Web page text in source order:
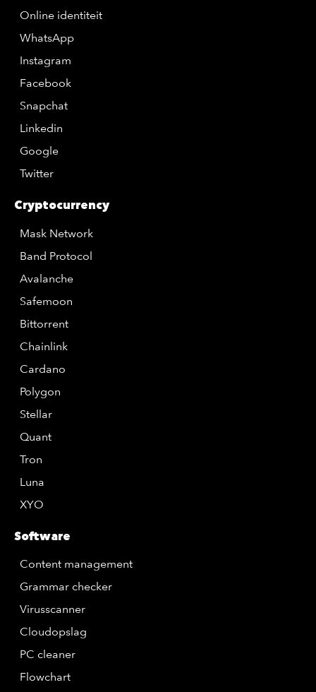
Online identiteit
WhatsApp
Instagram
Facebook
Snapchat
Linkedin
Google
Twitter
Cryptocurrency
Mask Network
Band Protocol
Avalanche
Safemoon
Bittorrent
Chainlink
Cardano
Polygon
Stellar
Quant
Tron
Luna
XYO
Software
Content management
Grammar checker
Virusscanner
Cloudopslag
PC cleaner
Flowchart